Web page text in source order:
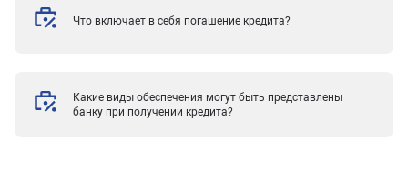
Что включает в себя погашение кредита?
Какие виды обеспечения могут быть представлены
банку при получении кредита?